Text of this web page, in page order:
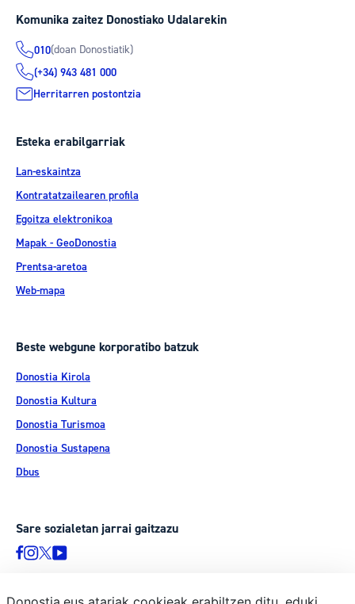
Komunika zaitez Donostiako Udalarekin
010(doan Donostiatik)
(+34) 943 481 000
Herritarren postontzia
Esteka erabilgarriak
Lan-eskaintza
Kontratatzailearen profila
Egoitza elektronikoa
Mapak - GeoDonostia
Prentsa-aretoa
Web-mapa
Beste webgune korporatibo batzuk
Donostia Kirola
Donostia Kultura
Donostia Turismoa
Donostia Sustapena
Dbus
Sare sozialetan jarrai gaitzazu